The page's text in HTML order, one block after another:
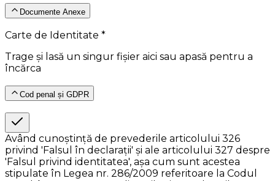
Documente Anexe
Carte de Identitate *
Trage și lasă un singur fișier aici sau apasă pentru a
încărca
Cod penal și GDPR
Având cunoștință de prevederile articolului 326
privind 'Falsul în declarații' și ale articolului 327 despre
'Falsul privind identitatea', așa cum sunt acestea
stipulate în Legea nr. 286/2009 referitoare la Codul